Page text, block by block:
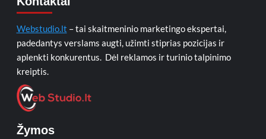
Webstudio.lt – tai skaitmeninio marketingo ekspertai,
padedantys verslams augti, užimti stiprias pozicijas ir
aplenkti konkurentus. Dėl reklamos ir turinio talpinimo
kreiptis.
Žymos